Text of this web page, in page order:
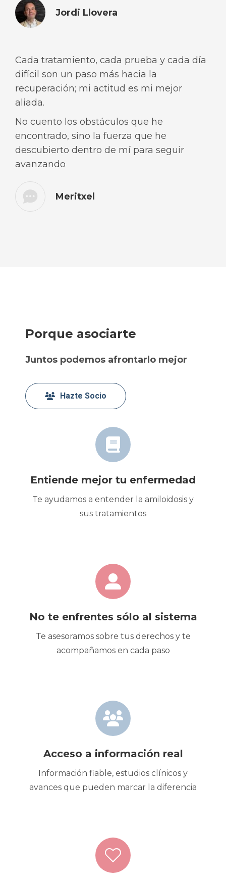
Jordi Llovera
Meritxel
Cada tratamiento, cada prueba y cada día
difícil son un paso más hacia la
recuperación; mi actitud es mi mejor
aliada.
No cuento los obstáculos que he
encontrado, sino la fuerza que he
descubierto dentro de mí para seguir
avanzando
Porque asociarte
Juntos podemos afrontarlo mejor
Hazte Socio
Entiende mejor tu enfermedad
Te ayudamos a entender la amiloidosis y
sus tratamientos
No te enfrentes sólo al sistema
Te asesoramos sobre tus derechos y te
acompañamos en cada paso
Acceso a información real
Información fiable, estudios clínicos y
avances que pueden marcar la diferencia